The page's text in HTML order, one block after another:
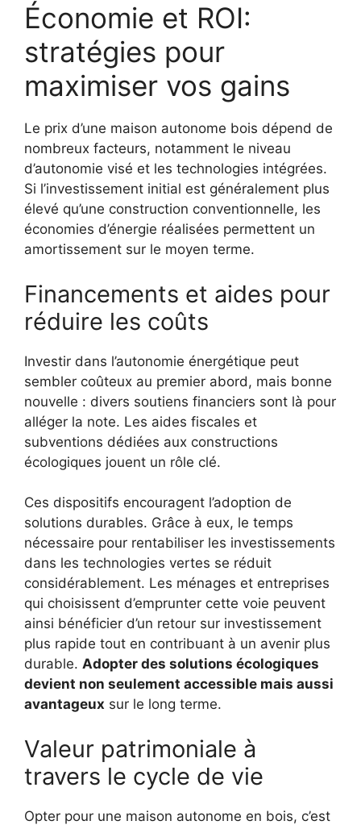
Économie et ROI:
stratégies pour
maximiser vos gains
Le prix d’une maison autonome bois dépend de
nombreux facteurs, notamment le niveau
d’autonomie visé et les technologies intégrées.
Si l’investissement initial est généralement plus
élevé qu’une construction conventionnelle, les
économies d’énergie réalisées permettent un
amortissement sur le moyen terme.
Financements et aides pour
réduire les coûts
Investir dans l’autonomie énergétique peut
sembler coûteux au premier abord, mais bonne
nouvelle : divers soutiens financiers sont là pour
alléger la note. Les aides fiscales et
subventions dédiées aux constructions
écologiques jouent un rôle clé.
Ces dispositifs encouragent l’adoption de
solutions durables. Grâce à eux, le temps
nécessaire pour rentabiliser les investissements
dans les technologies vertes se réduit
considérablement. Les ménages et entreprises
qui choisissent d’emprunter cette voie peuvent
ainsi bénéficier d’un retour sur investissement
plus rapide tout en contribuant à un avenir plus
durable. Adopter des solutions écologiques
devient non seulement accessible mais aussi
avantageux sur le long terme.
Valeur patrimoniale à
travers le cycle de vie
Opter pour une maison autonome en bois, c’est